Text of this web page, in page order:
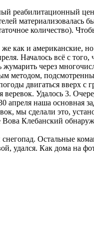
реабилитационный
количество).
как и американские,
Началось всё с
через
методом,
двигаться вверх
Удалось 3.
наша основная
мы сделали это,
Клебанский
Остальные
удался. Как дома на